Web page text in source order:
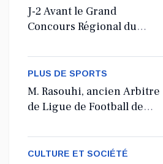
J-2 Avant le Grand
Concours Régional du
PLUS DE SPORTS
M. Rasouhi, ancien Arbitre
de Ligue de Football de
CULTURE ET SOCIÉTÉ